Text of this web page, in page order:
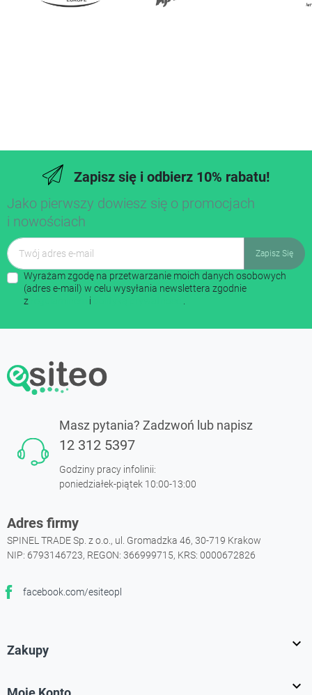
Zapisz się i odbierz 10% rabatu!
Jako pierwszy dowiesz się o promocjach
i nowościach
Wyrażam zgodę na przetwarzanie moich danych osobowych
(adres e-mail) w celu wysyłania newslettera zgodnie
z
i
Masz pytania? Zadzwoń lub napisz
12 312 5397
Godziny pracy infolinii:
poniedziałek-piątek 10:00-13:00
Adres firmy
SPINEL TRADE Sp. z o.o., ul. Gromadzka 46, 30-719 Krakow
NIP: 6793146723, REGON: 366999715, KRS: 0000672826
facebook.com/esiteopl
Facebook
Zakupy 
